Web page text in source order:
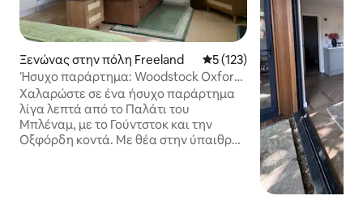
Ξενώνας στην πόλη Freeland Μέση βαθμολογία: 5 στα 5,
5 (123)
Ήσυχο παράρτημα: Woodstock Oxford
& Cotswolds: Πάρκινγκ
Χαλαρώστε σε ένα ήσυχο παράρτημα
λίγα λεπτά από το Παλάτι του
Μπλέναμ, με το Γούντστοκ και την
Οξφόρδη κοντά. Με θέα στην ύπαιθρο,